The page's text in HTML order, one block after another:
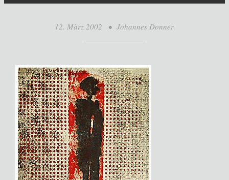
12. März 2002 • Johannes Donner